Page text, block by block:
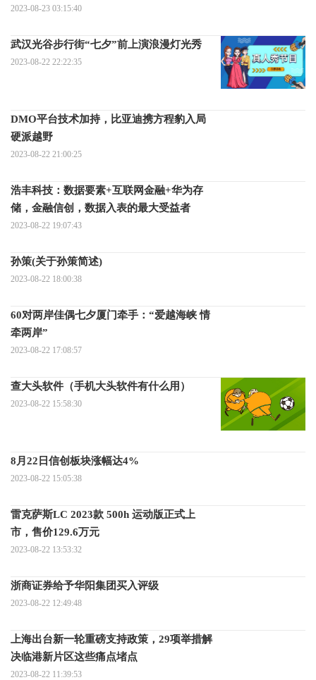
2023-08-23 03:15:40
武汉光谷步行街“七夕”前上演浪漫灯光秀
2023-08-22 22:22:35
DMO平台技术加持，比亚迪携方程豹入局
硬派越野
2023-08-22 21:00:25
浩丰科技：数据要素+互联网金融+华为存
储，金融信创，数据入表的最大受益者
2023-08-22 19:07:43
孙策(关于孙策简述)
2023-08-22 18:00:38
60对两岸佳偶七夕厦门牵手：“爱越海峡 情
牵两岸”
2023-08-22 17:08:57
查大头软件（手机大头软件有什么用）
2023-08-22 15:58:30
8月22日信创板块涨幅达4%
2023-08-22 15:05:38
雷克萨斯LC 2023款 500h 运动版正式上
市，售价129.6万元
2023-08-22 13:53:32
浙商证券给予华阳集团买入评级
2023-08-22 12:49:48
上海出台新一轮重磅支持政策，29项举措解
决临港新片区这些痛点堵点
2023-08-22 11:39:53